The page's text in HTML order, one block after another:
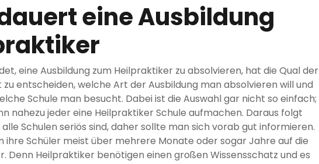
eine Ausbildung
eine Ausbildung zum Heilpraktiker zu absolvieren, hat die Qual der
zu entscheiden, welche Art der Ausbildung man absolvieren will und
Schule man besucht. Dabei ist die Auswahl gar nicht so einfach;
nahezu jeder eine Heilpraktiker Schule aufmachen. Daraus folgt
Schulen seriös sind, daher sollte man sich vorab gut informieren.
ihre Schüler meist über mehrere Monate oder sogar Jahre auf die
Denn Heilpraktiker benötigen einen großen Wissensschatz und es